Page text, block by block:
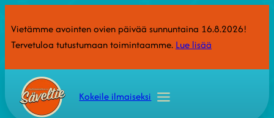
Vietämme avointen ovien päivää sunnuntaina 16.8.2026!
Tervetuloa tutustumaan toimintaamme. Lue lisää
Kokeile ilmaiseksi